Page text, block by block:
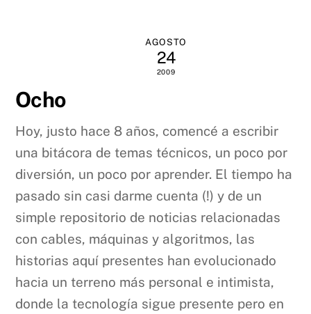
AGOSTO
24
2009
Ocho
Hoy, justo hace 8 años, comencé a escribir
una bitácora de temas técnicos, un poco por
diversión, un poco por aprender. El tiempo ha
pasado sin casi darme cuenta (!) y de un
simple repositorio de noticias relacionadas
con cables, máquinas y algoritmos, las
historias aquí presentes han evolucionado
hacia un terreno más personal e intimista,
donde la tecnología sigue presente pero en